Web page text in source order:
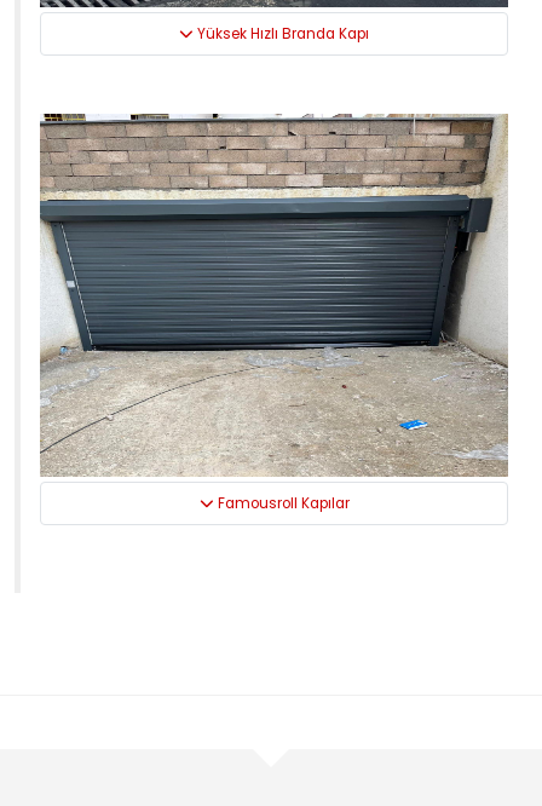
Yüksek Hızlı Branda Kapı
Famousroll Kapılar